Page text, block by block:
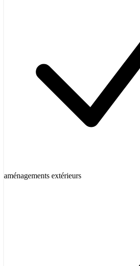
aménagements extérieurs